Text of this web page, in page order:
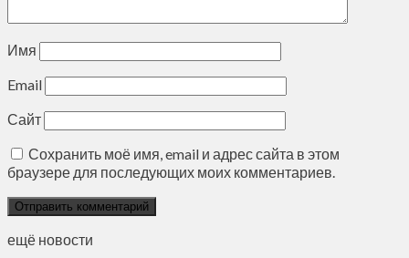
Имя
Email
Сайт
Сохранить моё имя, email и адрес сайта в этом
браузере для последующих моих комментариев.
ещё новости